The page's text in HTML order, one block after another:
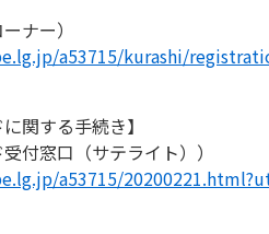
ナー）
a53715/kurashi/
関する手続き】
付窓口（サテライト））
a53715/